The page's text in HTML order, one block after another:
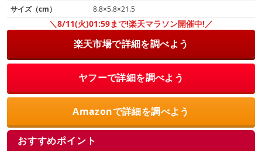
サイズ（cm）
8.8×5.8×21.5
＼8/11(火)01:59まで!楽天マラソン開催中!／
楽天市場で詳細を調べよう
ヤフーで詳細を調べよう
Amazonで詳細を調べよう
おすすめポイント